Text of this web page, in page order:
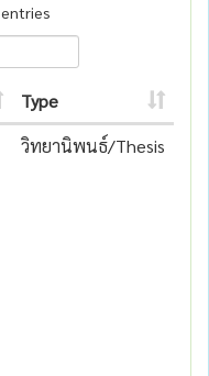
entries
Type
วิทยานิพนธ์/Thesis